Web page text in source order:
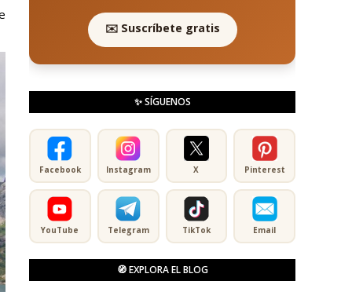
✉️ Suscríbete gratis
✨ SÍGUENOS
Facebook Instagram X Pinterest
YouTube Telegram TikTok Email
🧭 EXPLORA EL BLOG